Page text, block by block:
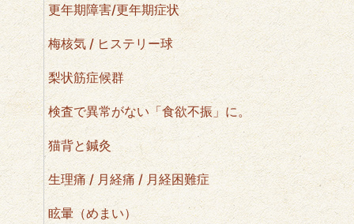
更年期障害/更年期症状
梅核気 / ヒステリー球
梨状筋症候群
検査で異常がない「食欲不振」に。
猫背と鍼灸
生理痛 / 月経痛 / 月経困難症
眩暈（めまい）